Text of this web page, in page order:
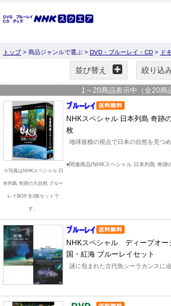
トップ> 商品ジャンルで選ぶ > DVD・ブルーレイ・CD > ド
並び替え 絞り込
1 ～ 20商品表示中（全20商
※写真はNHKスペシャル 日
本列島 奇跡の大自然 ブルー
レイBOX 全2枚セットで
す。
NHKスペシャル 日本列島 奇跡
枚
地球規模の視点で日本の自然を見つ
●関連商品/NHKスペシャル 日本列島 奇跡
NHKスペシャル ディープオ
国・紅海 ブルーレイセット
謎に包まれた古代魚シーラカンスに